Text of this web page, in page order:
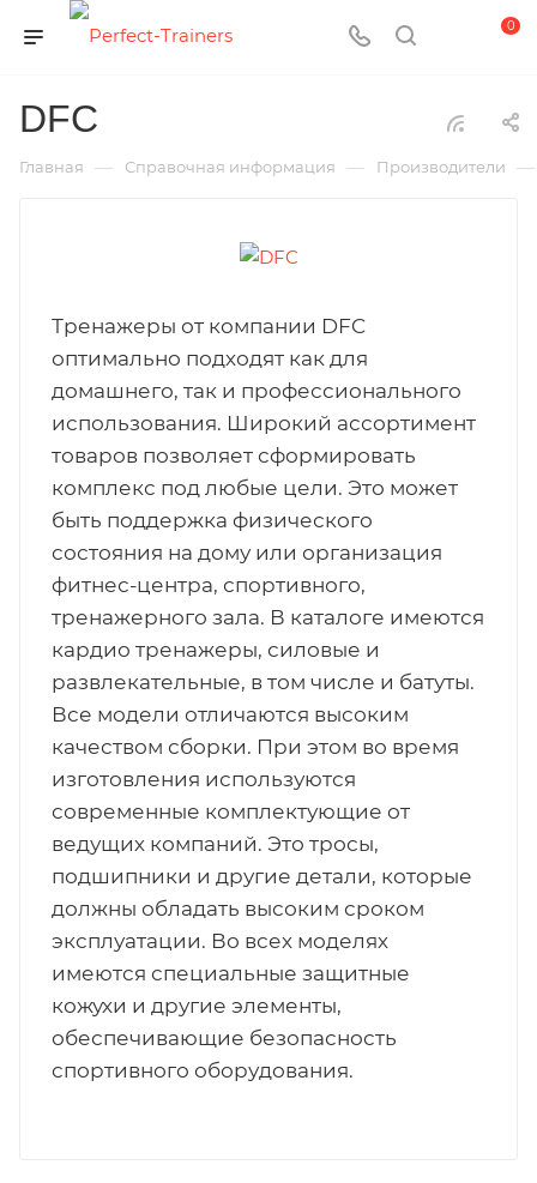
0
DFC
Главная — Справочная информация — Производители —
Тренажеры от компании DFC
оптимально подходят как для
домашнего, так и профессионального
использования. Широкий ассортимент
товаров позволяет сформировать
комплекс под любые цели. Это может
быть поддержка физического
состояния на дому или организация
фитнес-центра, спортивного,
тренажерного зала. В каталоге имеются
кардио тренажеры, силовые и
развлекательные, в том числе и батуты.
Все модели отличаются высоким
качеством сборки. При этом во время
изготовления используются
современные комплектующие от
ведущих компаний. Это тросы,
подшипники и другие детали, которые
должны обладать высоким сроком
эксплуатации. Во всех моделях
имеются специальные защитные
кожухи и другие элементы,
обеспечивающие безопасность
спортивного оборудования.